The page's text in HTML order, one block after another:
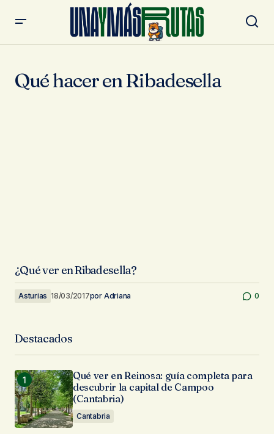
Qué hacer en Ribadesella
¿Qué ver en Ribadesella?
Asturias 18/03/2017por Adriana 0
Destacados
Qué ver en Reinosa: guía completa para
descubrir la capital de Campoo
(Cantabria)
Cantabria